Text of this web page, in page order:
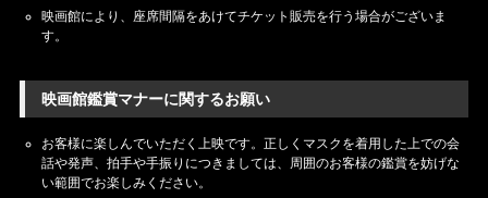
映画館により、座席間隔をあけてチケット販売を行う場合がございま
す。
映画館鑑賞マナーに関するお願い
お客様に楽しんでいただく上映です。正しくマスクを着用した上での会
話や発声、拍手や手振りにつきましては、周囲のお客様の鑑賞を妨げな
い範囲でお楽しみください。